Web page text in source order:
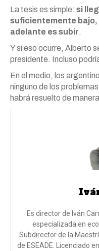
La tesis es simple: si
suficientemente bajo,
adelante es subir.
Y si eso ocurre, Alberto
presidente. Incluso
En el medio, los
ninguno de los
habrá resuelto de
Es director de Iván
especializada en
Subdirector de la
de ESEADE. Licenciado